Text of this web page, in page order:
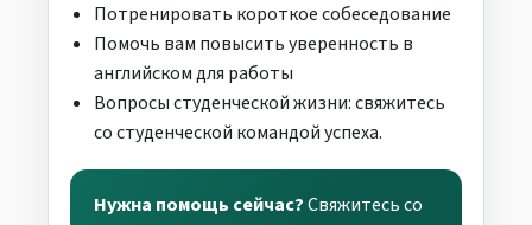
Потренировать короткое собеседование
Помочь вам повысить уверенность в
английском для работы
Вопросы студенческой жизни: свяжитесь
со студенческой командой успеха.
Нужна помощь сейчас?Свяжитесь со